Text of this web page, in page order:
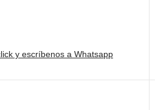
y escríbenos a Whatsapp